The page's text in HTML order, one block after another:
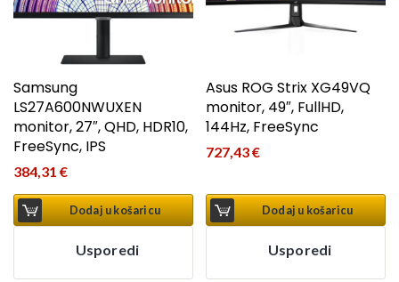
Samsung
LS27A600NWUXEN
monitor, 27″, QHD, HDR10,
FreeSync, IPS
384,31 €
Dodaj u košaricu
Usporedi
Asus ROG Strix XG49VQ
monitor, 49″, FullHD,
144Hz, FreeSync
727,43€
Dodaj u košaricu
Usporedi